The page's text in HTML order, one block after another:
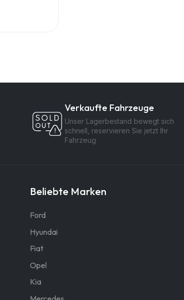
Verkaufte Fahrzeuge
Unser Lagerbestand bewegt sich
schnell, reservieren Sie jetzt Ihr
Fahrzeug
Beliebte Marken
Ford
Hyundai
Fiat
Opel
Kia